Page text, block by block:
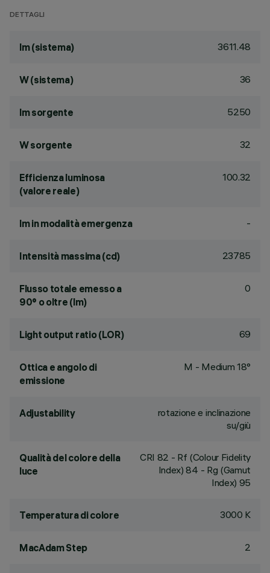
DETTAGLI
lm (sistema) 3611.48
W (sistema) 36
lm sorgente 5250
W sorgente 32
Efficienza luminosa
(valore reale)
100.32
lm in modalità emergenza -
Intensità massima (cd) 23785
Flusso totale emesso a
90° o oltre (lm)
0
Light output ratio (LOR) 69
Ottica e angolo di
emissione
M - Medium 18°
Adjustability
rotazione e inclinazione
su/giù
Qualità del colore della
luce
CRI 82 - Rf (Colour Fidelity
Index) 84 - Rg (Gamut
Index) 95
Temperatura di colore 3000 K
MacAdam Step 2